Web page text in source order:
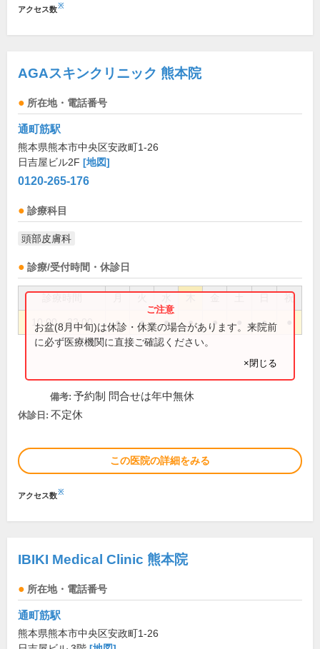
アクセス数※
AGAスキンクリニック 熊本院
所在地・電話番号
通町筋駅
熊本県熊本市中央区安政町1-26
日吉屋ビル2F [地図]
0120-265-176
診療科目
頭部皮膚科
診療/受付時間・休診日
祝
10:00～22:00 ● ● ● ● ● ●
お盆(8月中旬)は休診・休業の場合があります。来院前
に必ず医療機関に直接ご確認ください。
×閉じる
備考: 予約制 問合せは年中無休
休診日: 不定休
この医院の詳細をみる
アクセス数※
IBIKI Medical Clinic 熊本院
所在地・電話番号
通町筋駅
熊本県熊本市中央区安政町1-26